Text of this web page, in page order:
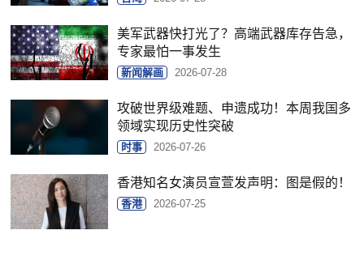
美军武器快打光了？高端武器库存告急，
专家最怕一事发生
新闻解画 2026-07-28
攻破世界级难题、申遗成功！本周我国多
领域实现历史性突破
时事 2026-07-26
香港知名女演员宣萱发声明：图是假的！
香港 2026-07-25